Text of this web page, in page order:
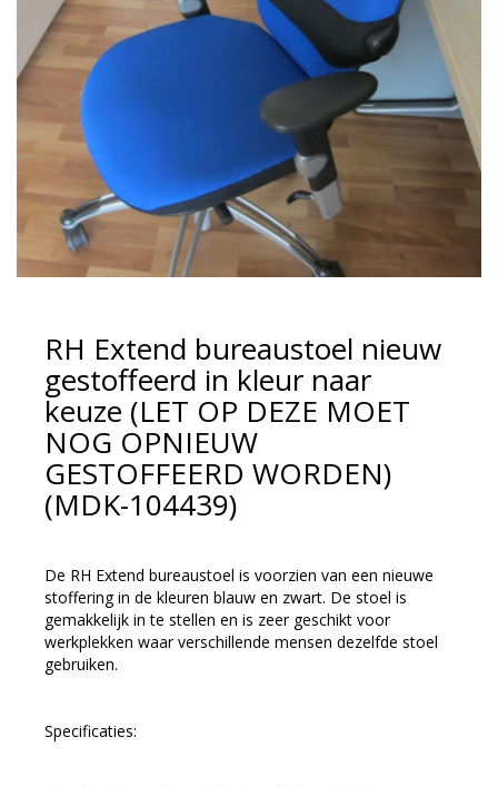
RH Extend bureaustoel nieuw
gestoffeerd in kleur naar
keuze (LET OP DEZE MOET
NOG OPNIEUW
GESTOFFEERD WORDEN)
(MDK-104439)
De RH Extend bureaustoel is voorzien van een nieuwe
stoffering in de kleuren blauw en zwart. De stoel is
gemakkelijk in te stellen en is zeer geschikt voor
werkplekken waar verschillende mensen dezelfde stoel
gebruiken.
Specificaties: